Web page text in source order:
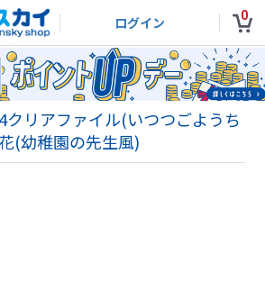
ログイン 0
クリアファイル(いつつごようち
(幼稚園の先生風)